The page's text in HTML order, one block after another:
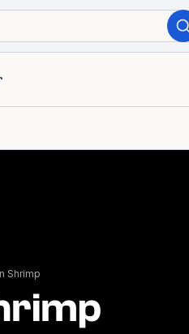
Shrimp